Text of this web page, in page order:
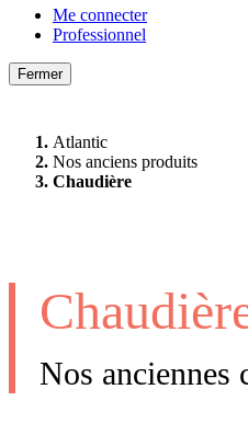
Me connecter
Professionnel
Fermer
Atlantic
Nos anciens produits
Chaudière
Nos anciennes